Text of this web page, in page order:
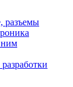
разъемы
ним